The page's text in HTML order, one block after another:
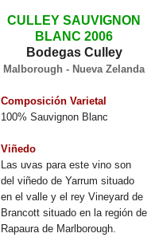
CULLEY SAUVIGNON
BLANC 2006
Bodegas Culley
Malborough - Nueva Zelanda
Composición Varietal
100% Sauvignon Blanc
Viñedo
Las uvas para este vino son
del viñedo de Yarrum situado
en el valle y el rey Vineyard de
Brancott situado en la región de
Rapaura de Marlborough.